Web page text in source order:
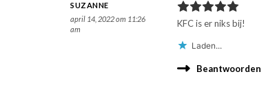
SUZANNE
april 14, 2022 om 11:26
am
KFC is er niks bij!
Laden...
Beantwoorden